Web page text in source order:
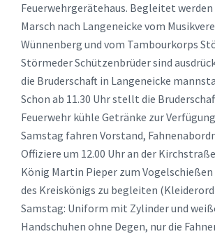
Feuerwehrgerätehaus. Begleitet werden
Marsch nach Langeneicke vom
Wünnenberg und vom Tambourkorps
Störmeder Schützenbrüder sind
die Bruderschaft in Langeneicke
Schon ab 11.30 Uhr stellt die
Feuerwehr kühle Getränke zur
Samstag fahren Vorstand,
Offiziere um 12.00 Uhr an der
König Martin Pieper zum Vogelschießen
des Kreiskönigs zu begleiten
Samstag: Uniform mit Zylinder und
Handschuhen ohne Degen, nur die